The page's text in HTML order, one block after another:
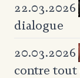
22.03.2026
dialogue
20.03.2026
contre tout